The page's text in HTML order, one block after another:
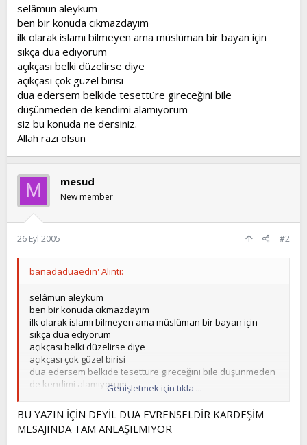
l
t
a
n
i
h
selâmun aleykum
ben bir konuda cıkmazdayım
ilk olarak islamı bilmeyen ama müslüman bir bayan için
sıkça dua ediyorum
açıkçası belki düzelirse diye
açıkçası çok güzel birisi
dua edersem belkide tesettüre gireceğini bile
düşünmeden de kendimi alamıyorum
siz bu konuda ne dersiniz.
Allah razı olsun
M mesud
New member
26 Eyl 2005 #2
banadaduaedin' Alıntı:
selâmun aleykum
ben bir konuda cıkmazdayım
ilk olarak islamı bilmeyen ama müslüman bir bayan için
sıkça dua ediyorum
açıkçası belki düzelirse diye
açıkçası çok güzel birisi
dua edersem belkide tesettüre gireceğini bile düşünmeden
de kendimi alamıyorum
siz bu konuda ne dersiniz.
Allah razı olsun
Genişletmek için tıkla ...
BU YAZIN İÇİN DEYİL DUA EVRENSELDİR KARDEŞİM
MESAJINDA TAM ANLAŞILMIYOR